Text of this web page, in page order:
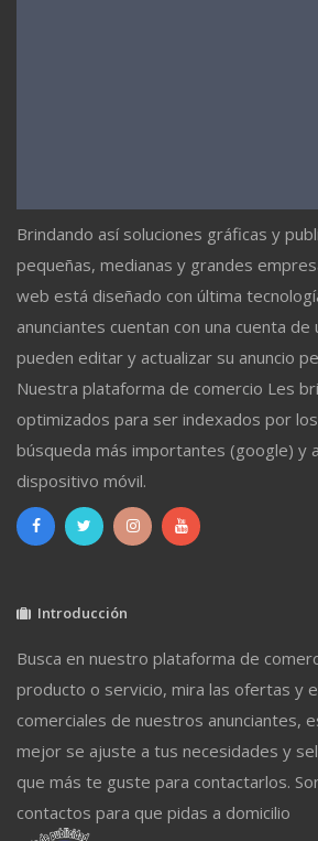
Brindando así soluciones gráficas y
pequeñas, medianas y grandes
web está diseñado con última
anunciantes cuentan con una cuenta de
pueden editar y actualizar su anuncio
Nuestra plataforma de comercio Les
optimizados para ser indexados por
búsqueda más importantes (google) y
dispositivo móvil.
Introducción
Busca en nuestro plataforma de
producto o servicio, mira las ofertas y
comerciales de nuestros anunciantes,
mejor se ajuste a tus necesidades y
que más te guste para contactarlos.
contactos para que pidas a domicilio